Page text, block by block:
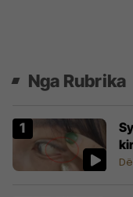
Nga Rubrika